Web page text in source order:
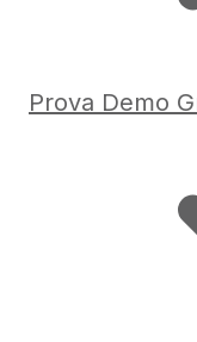
Prova Demo